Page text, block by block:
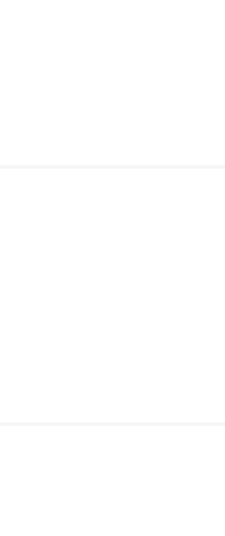
。製造メーカーからの
点でヒューマノイドの
。
、地元の生産者から預
通の深化に注力してい
迅速かつ安定的にお届